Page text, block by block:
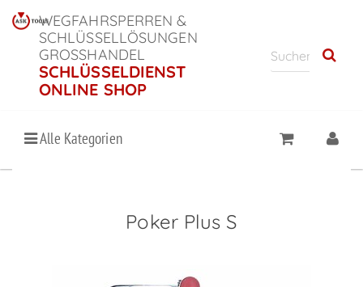
WEGFAHRSPERREN &
SCHLÜSSELLÖSUNGEN
GROSSHANDEL
SCHLÜSSELDIENST
ONLINE SHOP
Alle Kategorien
Poker Plus S